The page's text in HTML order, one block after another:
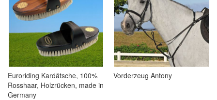
Euroriding Kardätsche, 100%
Rosshaar, Holzrücken, made in
Germany
Vorderzeug Antony